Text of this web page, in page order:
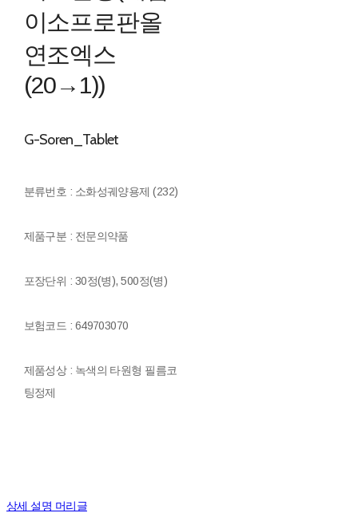
이소프로판올
연조엑스
(20→1))
G-Soren_Tablet
분류번호 : 소화성궤양용제 (232)
제품구분 : 전문의약품
포장단위 : 30정(병), 500정(병)
보험코드 : 649703070
제품성상 : 녹색의 타원형 필름코
팅정제
상세 설명 머리글